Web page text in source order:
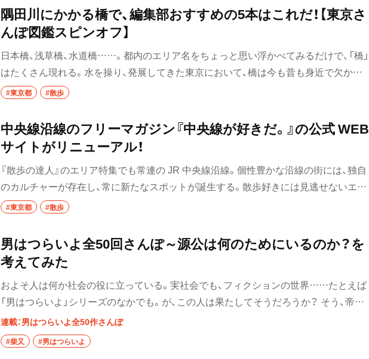
を巻き起こした朝ドラ『あまちゃん』の舞台となった地を、ともに歩んでみたい。
隅田川にかかる橋で、編集部おすすめの5本はこれだ！【東京さ
んぽ図鑑スピンオフ】
日本橋、浅草橋、水道橋……。都内のエリア名をちょっと思い浮かべてみるだけで、「橋」
はたくさん現れる。水を操り、発展してきた東京において、橋は今も昔も身近で欠かせ
ない存在。東京都には現在2500以上あるというが、散歩するなら、交通の要衝に造られ
年（1594）に架かった千住大橋から2018年にできたばかりの築地大橋まで、時代を超え
て造られた19の橋を見ることができる絶好のスポット。中には国の重要文化財に指定
されているものもある。芸術性の高いデザインを愛でるもよし、浮世絵や古地図と見比
べるもよし、建築面から分析するもよし。東京の橋には多くの魅力が詰まっているの
だ！
#東京都 #散歩
中央線沿線のフリーマガジン『中央線が好きだ。』の公式 WEB
サイトがリニューアル！
『散歩の達人』のエリア特集でも常連の JR 中央線沿線。個性豊かな沿線の街には、独自
のカルチャーが存在し、常に新たなスポットが誕生する。散歩好きには見逃せないエリ
アだ。そんな注目の JR 中央線沿線へお出かけする際には、『中央線が好きだ。』の公式
力を発信するプロモーションのこと。そのひとつであるフリーマガジンは『散歩の達
人』の特別編集のもと、ディープなネタから旬な情報までギュッと詰め込まれた1冊な
のだ。その公式 WEB サイトが、この度６月 22 日に全面リニューアルした。
#東京都 #散歩
男はつらいよ全50回さんぽ～源公は何のためにいるのか？を
考えてみた
およそ人は何か社会の役に立っている。実社会でも、フィクションの世界……たとえば
「男はつらいよ」シリーズのなかでも。が、この人は果たしてそうだろうか？ そう、帝釈
天の寺男・源公（演：佐藤蛾次郎）だ。正直言って、源公の存在価値をまともに考えたこと
がない。いや、それ以前に存在価値があるのだろうか、コイツには！誰か教えてくれ～
い。と言っても誰もやりそうにないので、当稿で探求してみたい。イラスト＝オギリマ
連載：男はつらいよ全50作さんぽ
#柴又 #男はつらいよ